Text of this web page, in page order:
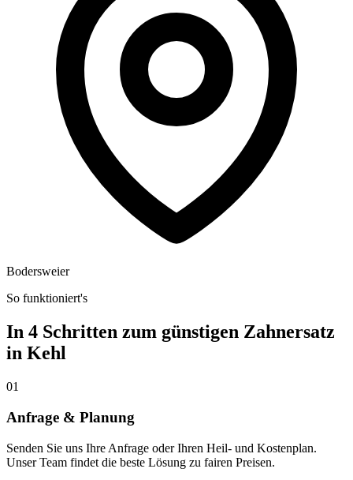
Bodersweier
So funktioniert's
In 4 Schritten zum günstigen Zahnersatz
in Kehl
01
Anfrage & Planung
Senden Sie uns Ihre Anfrage oder Ihren Heil- und Kostenplan.
Unser Team findet die beste Lösung zu fairen Preisen.